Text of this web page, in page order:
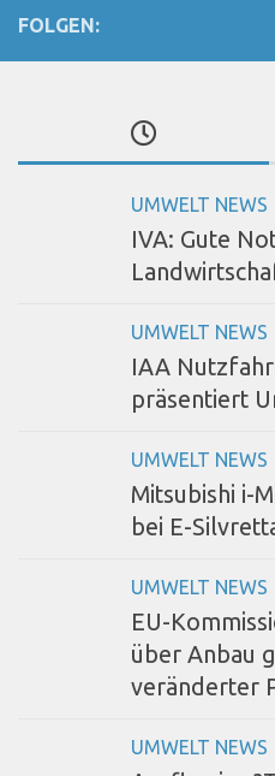
FOLGEN:
UMWELT NEWS
IVA: Gute
UMWELT NEWS
IAA
präsentiert
UMWELT NEWS
Mitsubishi i-
bei E-
UMWELT NEWS
EU-
über Anbau
veränderter
UMWELT NEWS